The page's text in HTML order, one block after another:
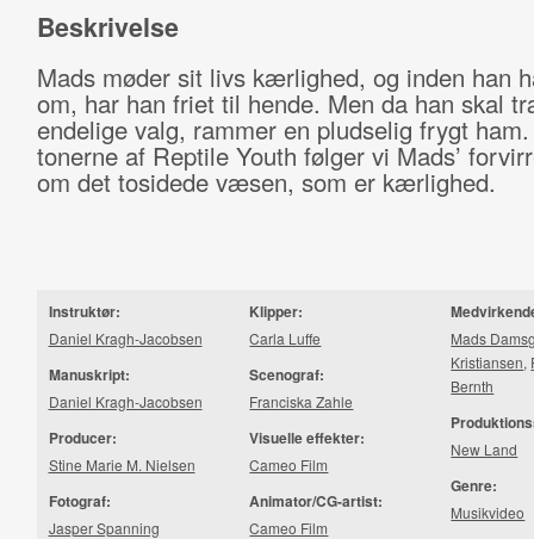
Beskrivelse
Mads møder sit livs kærlighed, og inden han
om, har han friet til hende. Men da han skal
endelige valg, rammer en pludselig frygt
tonerne af Reptile Youth følger vi Mads’
om det tosidede væsen, som er kærlighed.
Instruktør:
Daniel Kragh-Jacobsen
Manuskript:
Daniel Kragh-Jacobsen
Producer:
Stine Marie M. Nielsen
Fotograf:
Jasper Spanning
Klipper:
Carla Luffe
Scenograf:
Franciska Zahle
Visuelle effekter:
Cameo Film
Animator/CG-artist:
Cameo Film
Mads
Kristiansen,
Bernth
New Land
Genre:
Musikvideo